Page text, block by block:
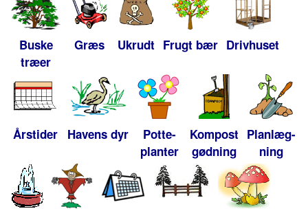
Buske
træer
Græs Ukrudt Frugt bær Drivhuset
Årstider Havens dyr
Potte-
planter
Kompost
gødning
Planlæg-
ning